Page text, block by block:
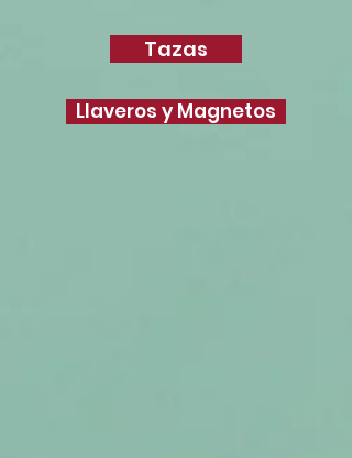
Tazas
Llaveros y Magnetos